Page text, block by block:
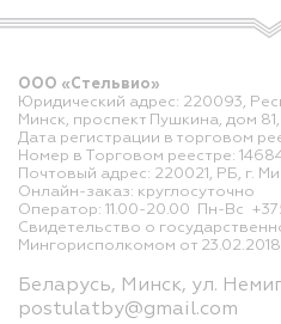
ООО «Стельвио»
Юридический адрес: 220093,
Минск, проспект Пушкина, дом
Дата регистрации в торговом
Номер в Торговом реестре:
Почтовый адрес: 220021, РБ, г.
Онлайн-заказ: круглосуточно
Оператор: 11.00-20.00 Пн-Вс
Свидетельство о
Мингорисполкомом от 23.02.2018
Беларусь, Минск, ул.
postulatby@gmail.com